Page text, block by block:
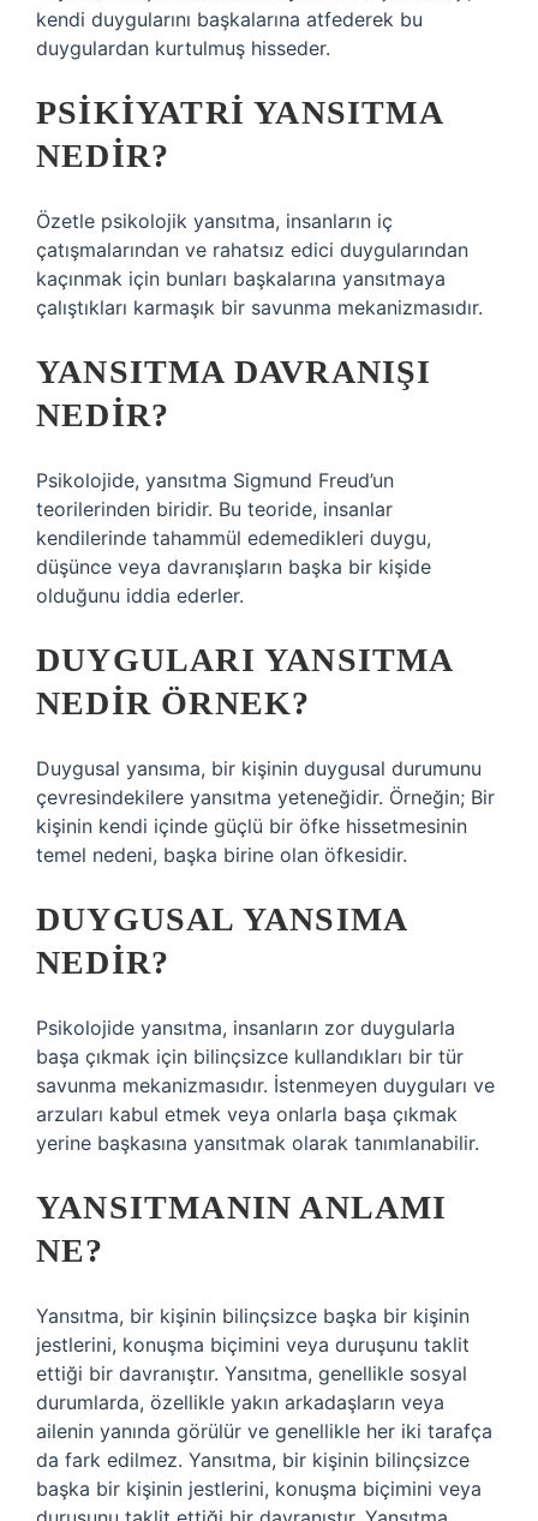
kendi duygularını başkalarına atfederek bu
duygulardan kurtulmuş hisseder.
PSIKIYATRI YANSITMA
NEDIR?
Özetle psikolojik yansıtma, insanların iç
çatışmalarından ve rahatsız edici duygularından
kaçınmak için bunları başkalarına yansıtmaya
çalıştıkları karmaşık bir savunma mekanizmasıdır.
YANSITMA DAVRANIŞI
NEDIR?
Psikolojide, yansıtma Sigmund Freud’un
teorilerinden biridir. Bu teoride, insanlar
kendilerinde tahammül edemedikleri duygu,
düşünce veya davranışların başka bir kişide
olduğunu iddia ederler.
DUYGULARI YANSITMA
NEDIR ÖRNEK?
Duygusal yansıma, bir kişinin duygusal durumunu
çevresindekilere yansıtma yeteneğidir. Örneğin; Bir
kişinin kendi içinde güçlü bir öfke hissetmesinin
temel nedeni, başka birine olan öfkesidir.
DUYGUSAL YANSIMA
NEDIR?
Psikolojide yansıtma, insanların zor duygularla
başa çıkmak için bilinçsizce kullandıkları bir tür
savunma mekanizmasıdır. İstenmeyen duyguları ve
arzuları kabul etmek veya onlarla başa çıkmak
yerine başkasına yansıtmak olarak tanımlanabilir.
YANSITMANIN ANLAMI
NE?
Yansıtma, bir kişinin bilinçsizce başka bir kişinin
jestlerini, konuşma biçimini veya duruşunu taklit
ettiği bir davranıştır. Yansıtma, genellikle sosyal
durumlarda, özellikle yakın arkadaşların veya
ailenin yanında görülür ve genellikle her iki tarafça
da fark edilmez. Yansıtma, bir kişinin bilinçsizce
başka bir kişinin jestlerini, konuşma biçimini veya